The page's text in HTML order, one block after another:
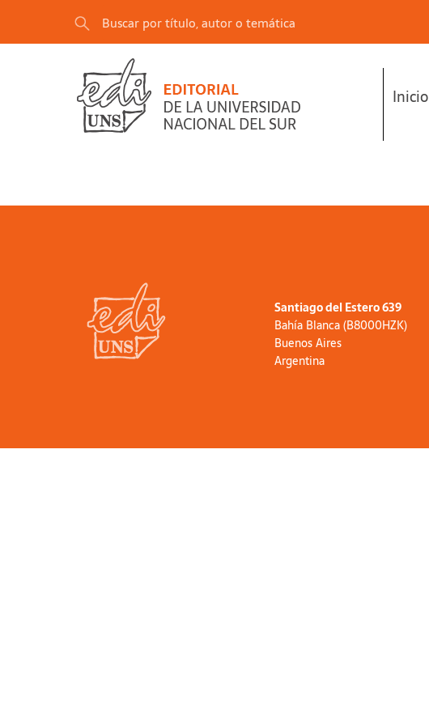
Inicio
Santiago del Estero 639
Bahía Blanca (B8000HZK)
Buenos Aires
Argentina